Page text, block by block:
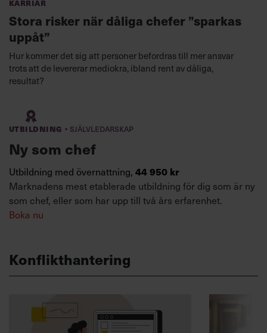
Stora risker när dåliga chefer ”sparkas
uppåt”
Hur kommer det sig att personer befordras till mer ansvar
trots att de levererar mediokra, ibland rent av dåliga,
resultat?
Utbildning · Självledarskap
Ny som chef
Utbildning med övernattning, 44 950 kr
Marknadens mest etablerade utbildning för dig som är ny
som chef, eller som har upp till två års erfarenhet.
Boka nu
Konflikthantering